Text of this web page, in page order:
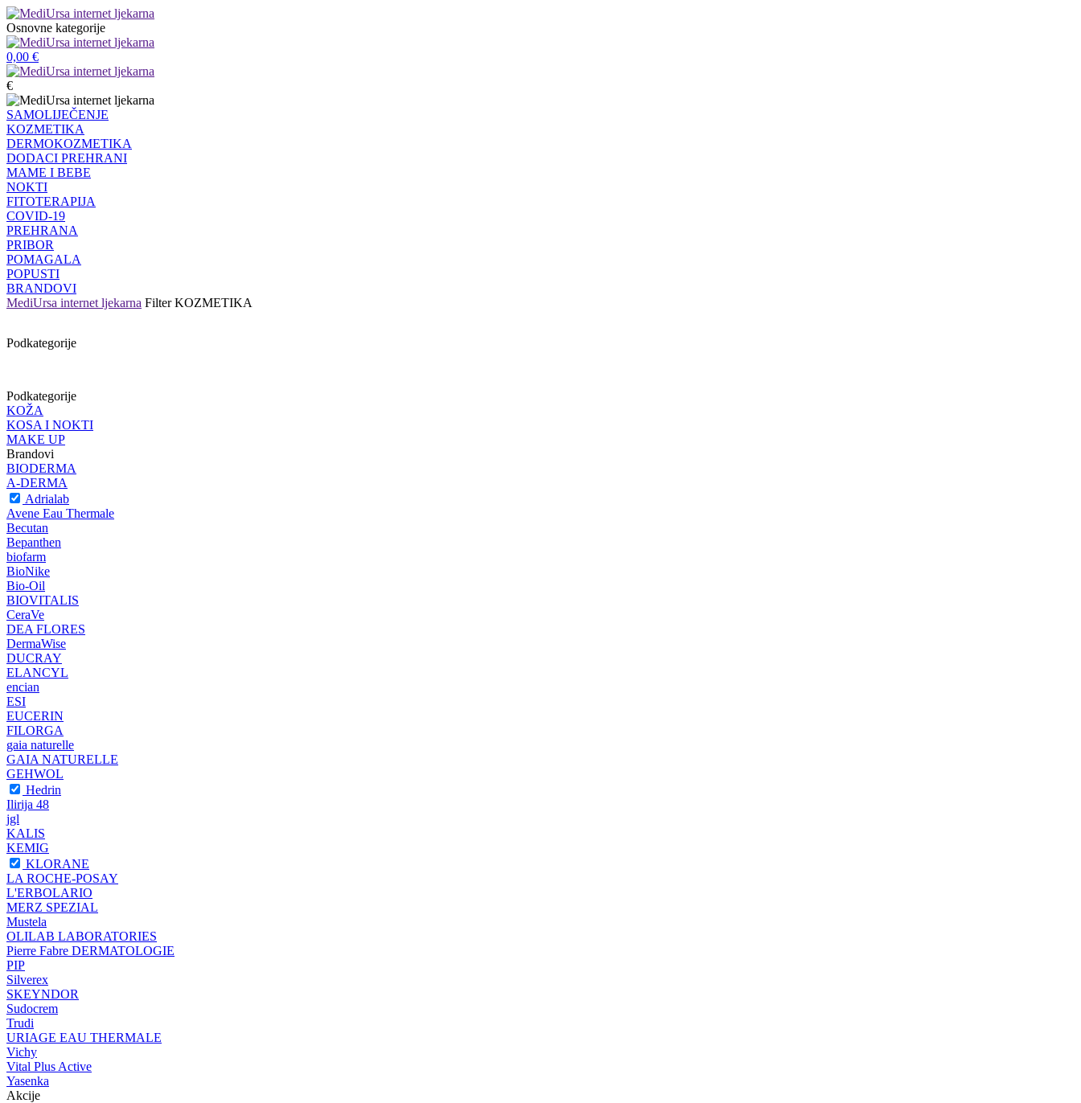
Osnovne kategorije
0,00 €
€
SAMOLIJEČENJE
KOZMETIKA
DERMOKOZMETIKA
DODACI PREHRANI
MAME I BEBE
NOKTI
FITOTERAPIJA
COVID-19
PREHRANA
PRIBOR
POMAGALA
POPUSTI
BRANDOVI
MediUrsa internet ljekarna Filter KOZMETIKA
Podkategorije
Podkategorije
KOŽA
KOSA I NOKTI
MAKE UP
Brandovi
BIODERMA
A-DERMA
Adrialab
Avene Eau Thermale
Becutan
Bepanthen
biofarm
BioNike
Bio-Oil
BIOVITALIS
CeraVe
DEA FLORES
DermaWise
DUCRAY
ELANCYL
encian
ESI
EUCERIN
FILORGA
gaia naturelle
GAIA NATURELLE
GEHWOL
Hedrin
Ilirija 48
jgl
KALIS
KEMIG
KLORANE
LA ROCHE-POSAY
L'ERBOLARIO
MERZ SPEZIAL
Mustela
OLILAB LABORATORIES
Pierre Fabre DERMATOLOGIE
PIP
Silverex
SKEYNDOR
Sudocrem
Trudi
URIAGE EAU THERMALE
Vichy
Vital Plus Active
Yasenka
Akcije